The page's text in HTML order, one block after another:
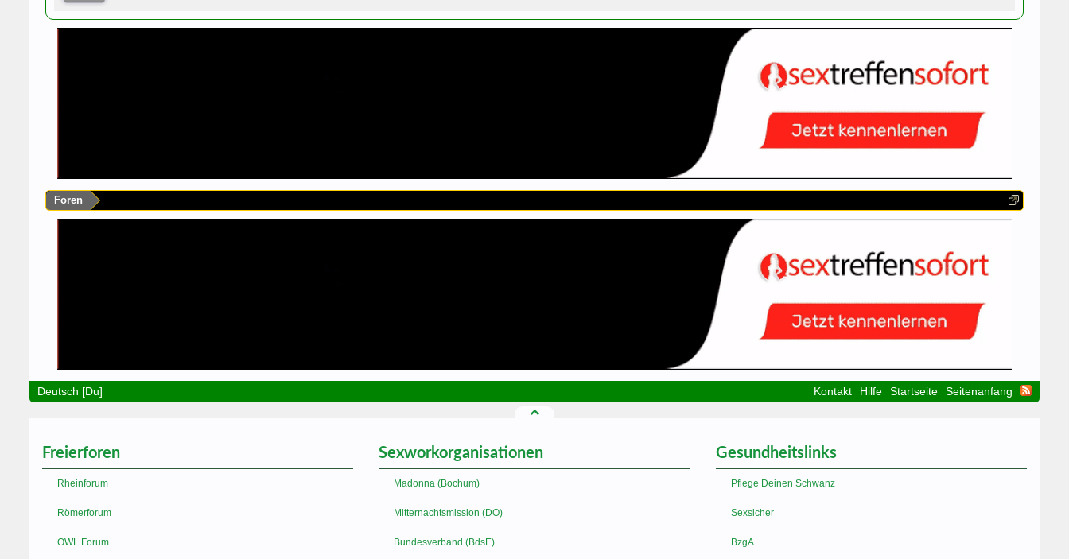
Foren
Deutsch [Du] Kontakt Hilfe Startseite Seitenanfang
Freierforen
Rheinforum
Römerforum
OWL Forum
Sexworkorganisationen
Madonna (Bochum)
Mitternachtsmission (DO)
Bundesverband (BdsE)
Gesundheitslinks
Pflege Deinen Schwanz
Sexsicher
BzgA